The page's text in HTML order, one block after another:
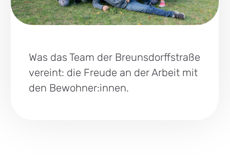
Was das Team der Breunsdorffstraße
vereint: die Freude an der Arbeit mit
den Bewohner:innen.